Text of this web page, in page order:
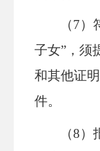
（7
子女”，须
和其他证
件。
（8